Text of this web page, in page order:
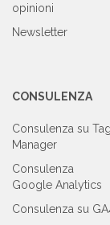
opinioni
Newsletter
CONSULENZA
Consulenza su Tag
Manager
Consulenza
Google Analytics
Consulenza su